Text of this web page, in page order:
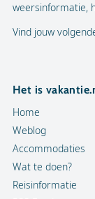
weersinformatie,
Vind jouw
Het is
Home
Weblog
Accommodaties
Wat te doen?
Reisinformatie